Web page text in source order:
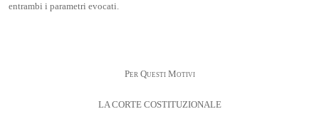
entrambi i parametri evocati.
Per Questi Motivi
LA CORTE COSTITUZIONALE